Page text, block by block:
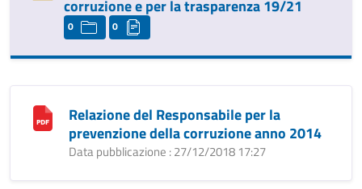
corruzione e per la trasparenza 19/21
0 0
Relazione del Responsabile per la
prevenzione della corruzione anno 2014
Data pubblicazione : 27/12/2018 17:27